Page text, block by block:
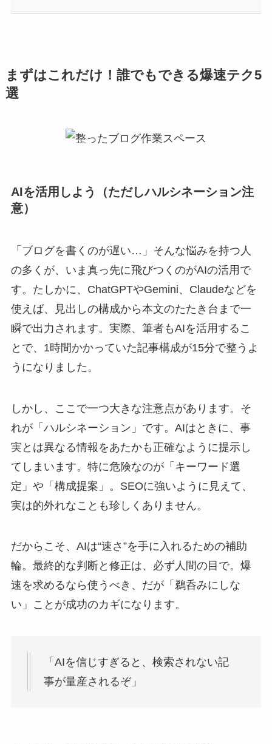
まずはこれだけ！誰でもできる爆速テク5
選
AIを活用しよう（ただしハルシネーション注
意）
「ブログを書くのが遅い…」そんな悩みを持つ人
の多くが、いま真っ先に飛びつくのがAIの活用で
す。たしかに、ChatGPTやGemini、Claudeなどを
使えば、見出しの構成から本文のたたき台まで一
瞬で出力されます。実際、筆者もAIを活用するこ
とで、1時間かかっていた記事構成が15分で整うよ
うになりました。
しかし、ここで一つ大きな注意点があります。そ
れが「ハルシネーション」です。AIはときに、事
実とは異なる情報をあたかも正確なように提示し
てしまいます。特に危険なのが「キーワード選
定」や「構成提案」。SEOに強いように見えて、
実は的外れなことも珍しくありません。
だからこそ、AIは“速さ”を手に入れるための補助
輪。最終的な判断と修正は、必ず人間の目で。爆
速を求めるなら使うべき、だが「鵜呑みにしな
い」ことが成功のカギになります。
「AIを信じすぎると、検索されない記
事が量産されるぞ」